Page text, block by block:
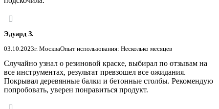
Эдуард З.
03.10.2023г. МоскваОпыт использования: Несколько месяцев
Случайно узнал о резиновой краске, выбирал по отзывам на
все инструментах, результат превзошел все ожидания.
Покрывал деревянные балки и бетонные столбы. Рекомендую
попробовать, уверен понравиться продукт.